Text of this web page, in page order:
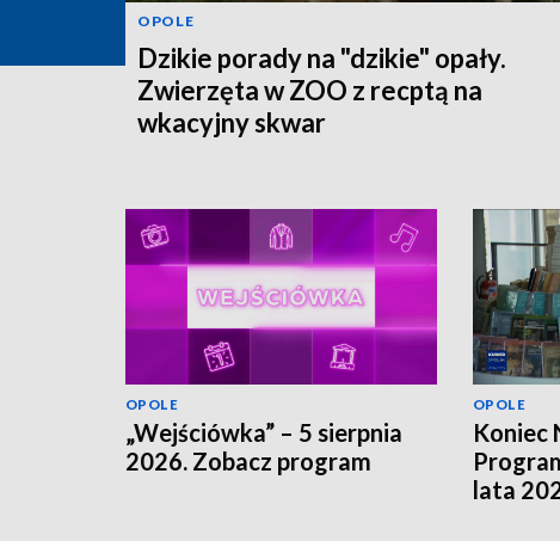
OPOLE
Dzikie porady na "dzikie" opały.
Zwierzęta w ZOO z recptą na
wkacyjny skwar
OPOLE
„Wejściówka” – 5 sierpnia
2026. Zobacz program
OPOLE
Koniec
lata